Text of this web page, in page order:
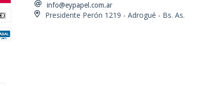
info@eypapel.com.ar
Presidente Perón 1219 - Adrogué - Bs. As.